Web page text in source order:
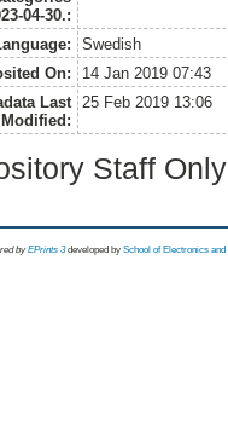
04-30.:
Swedish
On:
14 Jan 2019 07:43
Last
Modified:
25 Feb 2019 13:06
Staff
byEPrints 3 developed by School of Electronics